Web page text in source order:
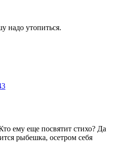
надо утопиться.
ему еще посвятит стихо? Да
рыбешка, осетром себя